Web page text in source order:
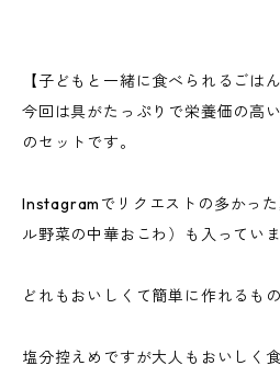
【子どもと一緒に食べられるごは
今回は具がたっぷりで栄養価の高
のセットです。
Instagramでリクエストの多かっ
ル野菜の中華おこわ）も入っていま
どれもおいしくて簡単に作れるもの
塩分控えめですが大人もおいしく